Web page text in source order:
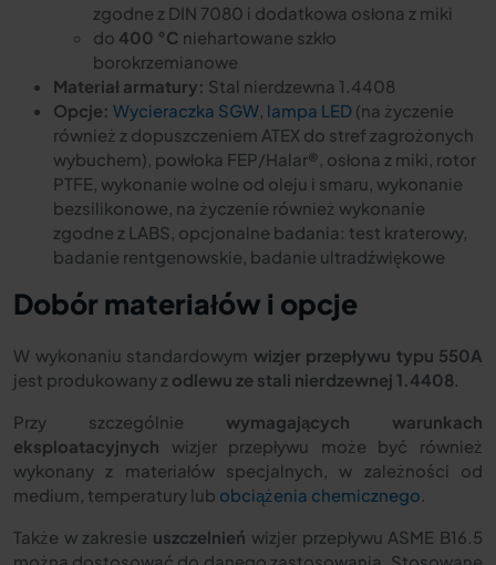
zgodne z DIN 7080 i dodatkowa osłona z miki
do 400 °C niehartowane szkło
borokrzemianowe
Materiał armatury: Stal nierdzewna 1.4408
Opcje: Wycieraczka SGW, lampa LED (na życzenie
również z dopuszczeniem ATEX do stref zagrożonych
wybuchem), powłoka FEP/Halar®, osłona z miki, rotor
PTFE, wykonanie wolne od oleju i smaru, wykonanie
bezsilikonowe, na życzenie również wykonanie
zgodne z LABS, opcjonalne badania: test kraterowy,
badanie rentgenowskie, badanie ultradźwiękowe
Dobór materiałów i opcje
W wykonaniu standardowym wizjer przepływu typu 550A
jest produkowany z odlewu ze stali nierdzewnej 1.4408.
Przy szczególnie wymagających warunkach
eksploatacyjnych wizjer przepływu może być również
wykonany z materiałów specjalnych, w zależności od
medium, temperatury lub obciążenia chemicznego.
Także w zakresie uszczelnień wizjer przepływu ASME B16.5